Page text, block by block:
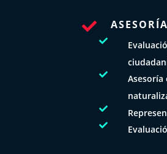



Asesoría

